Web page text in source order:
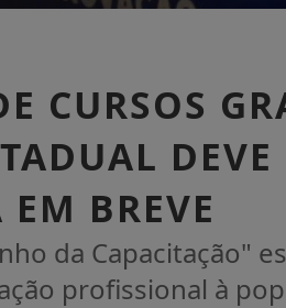
CURSOS
BREVE
da Capacitação"
profissional à